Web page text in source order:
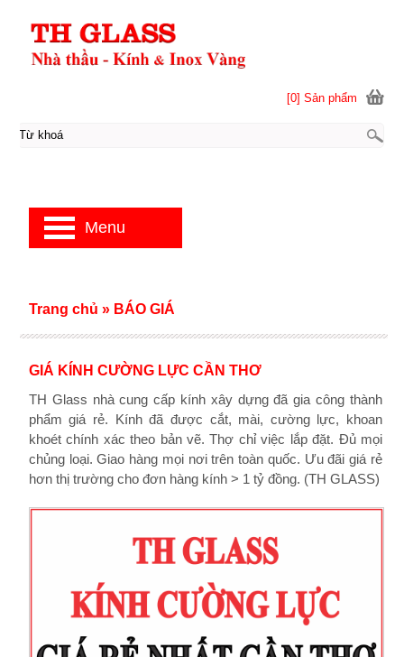
GIÁ KÍNH CƯỜNG LỰC CẦN THƠ
TH Glass nhà cung cấp kính xây dựng đã gia công thành
phẩm giá rẻ. Kính đã được cắt, mài, cường lực, khoan
khoét chính xác theo bản vẽ. Thợ chỉ việc lắp đặt. Đủ mọi
chủng loại. Giao hàng mọi nơi trên toàn quốc. Ưu đãi giá rẻ
hơn thị trường cho đơn hàng kính > 1 tỷ đồng. (TH GLASS)
Trang chủ » BÁO GIÁ
[0] Sản phẩm
Menu